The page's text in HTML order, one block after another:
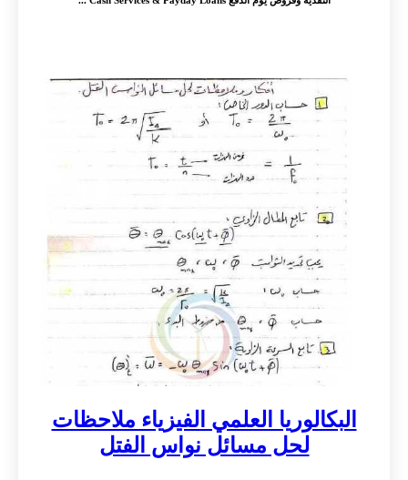
البكالوريا العلمي الفيزياء ملاحظات
لحل مسائل نواس الفتل